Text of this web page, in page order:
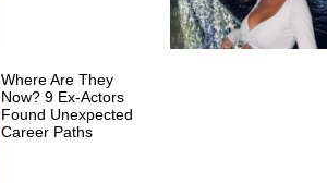
Where Are They
Now? 9 Ex-Actors
Found Unexpected
Career Paths